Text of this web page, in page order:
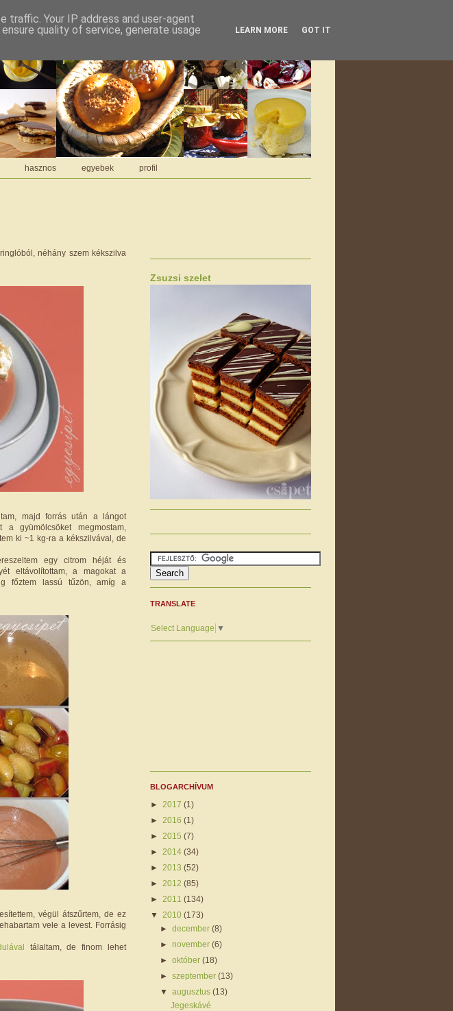
hasznos egyebek profil
néhány szem kékszilva
majd forrás után a lángot
gyümölcsöket megmostam,
ki ~1 kg-ra a kékszilvával, de
egy citrom héját és
eltávolítottam, a magokat a
főztem lassú tűzön, amíg a
végül átszűrtem, de ez
vele a levest. Forrásig
tálaltam, de finom lehet
Zsuzsi szelet
TRANSLATE
Select Language ▼
BLOGARCHÍVUM
► 2017 (1)
► 2016 (1)
► 2015 (7)
► 2014 (34)
► 2013 (52)
► 2012 (85)
► 2011 (134)
▼ 2010 (173)
►december(8)
►november(6)
►október(18)
►szeptember(13)
▼augusztus(13)
Jegeskávé
traffic. Your IP address and user-agent
quality of service, generate usage
LEARN MORE GOT IT